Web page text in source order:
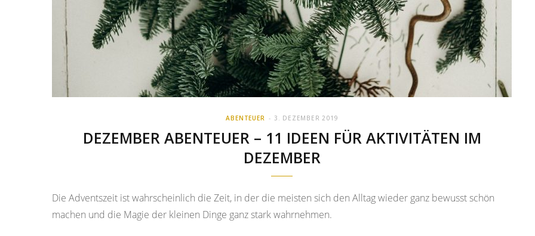
ABENTEUER 3. DEZEMBER 2019
DEZEMBER ABENTEUER – 11 IDEEN FÜR AKTIVITÄTEN IM
DEZEMBER
Die Adventszeit ist wahrscheinlich die Zeit, in der die meisten sich den Alltag wieder ganz bewusst schön
machen und die Magie der kleinen Dinge ganz stark wahrnehmen.